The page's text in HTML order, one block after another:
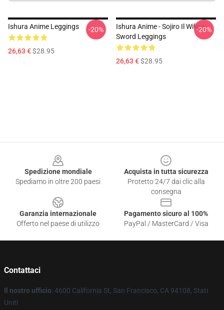
Ishura Anime Leggings
26,63 €$28.95
-20%
Ishura Anime - Sojiro Il Willow-
Sword Leggings
26,63 €$28.95
-20%
Spedizione mondiale
Spediamo in oltre 200 paesi
Acquista in tutta sicurezza
Protetto 24/7 dai clic alla
consegna
Garanzia internazionale
Offerto nel paese di utilizzo
Pagamento sicuro al 100%
PayPal / MasterCard / Visa
Contattaci
Il nostro ufficio: 4600 California St, San Francisco, CA 94108, Stati
Uniti